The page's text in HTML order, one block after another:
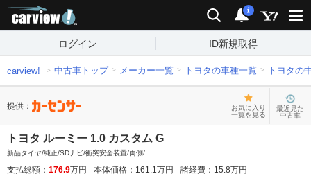
検索 通知
i
ログイン ID新規取得
carview! 中古車トップ メーカー一覧 トヨタの車種一覧 トヨタの
提供：
お気に入り
一覧を見る
最近見た
中古車
トヨタ ルーミー 1.0 カスタム G
新品タイヤ/純正/SDナビ/衝突安全装置/両側/
支払総額： 176.9万円 本体価格： 161.1万円 諸経費： 15.8万円